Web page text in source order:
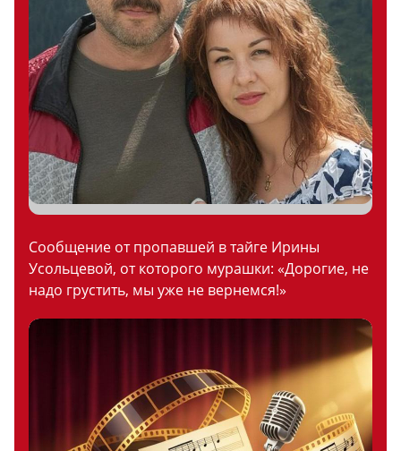
Сообщение от пропавшей в тайге Ирины
Усольцевой, от которого мурашки: «Дорогие, не
надо грустить, мы уже не вернемся!»